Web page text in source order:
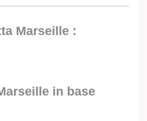
Marseille :
in base